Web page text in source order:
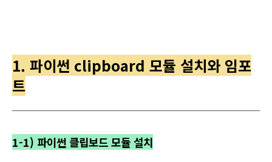
1. 파이썬 clipboard 모듈 설치와 임포
트
1-1) 파이썬 클립보드 모듈 설치